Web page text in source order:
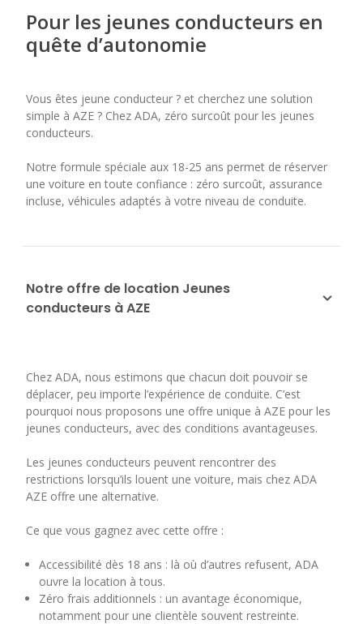
Pour les jeunes conducteurs en
quête d’autonomie
Vous êtes jeune conducteur ? et cherchez une solution
simple à AZE ? Chez ADA, zéro surcoût pour les jeunes
conducteurs.
Notre formule spéciale aux 18-25 ans permet de réserver
une voiture en toute confiance : zéro surcoût, assurance
incluse, véhicules adaptés à votre niveau de conduite.
Notre offre de location Jeunes
conducteurs à AZE
Chez ADA, nous estimons que chacun doit pouvoir se
déplacer, peu importe l’expérience de conduite. C’est
pourquoi nous proposons une offre unique à AZE pour les
jeunes conducteurs, avec des conditions avantageuses.
Les jeunes conducteurs peuvent rencontrer des
restrictions lorsqu’ils louent une voiture, mais chez ADA
AZE offre une alternative.
Ce que vous gagnez avec cette offre :
Accessibilité dès 18 ans : là où d’autres refusent, ADA
ouvre la location à tous.
Zéro frais additionnels : un avantage économique,
notamment pour une clientèle souvent restreinte.